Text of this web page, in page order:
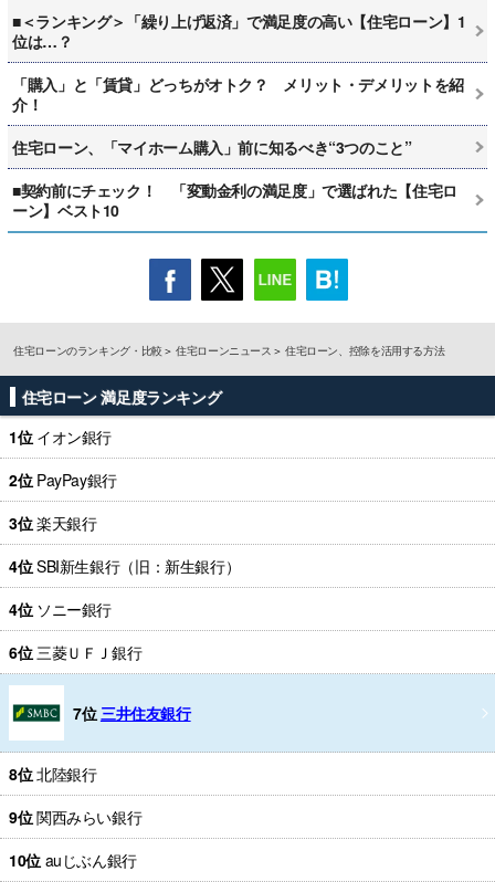
■＜ランキング＞「繰り上げ返済」で満足度の高い【住宅ローン】1
位は…？
「購入」と「賃貸」どっちがオトク？ メリット・デメリットを紹
介！
住宅ローン、「マイホーム購入」前に知るべき“3つのこと”
■契約前にチェック！ 「変動金利の満足度」で選ばれた【住宅ロ
ーン】ベスト10
住宅ローンのランキング・比較 住宅ローンニュース 住宅ローン、控除を活用する方法
住宅ローン 満足度ランキング
1位 イオン銀行
2位 PayPay銀行
3位楽天銀行
4位SBI新生銀行（旧：新生銀行）
4位 ソニー銀行
6位三菱ＵＦＪ銀行
7位三井住友銀行
8位北陸銀行
9位関西みらい銀行
10位 auじぶん銀行